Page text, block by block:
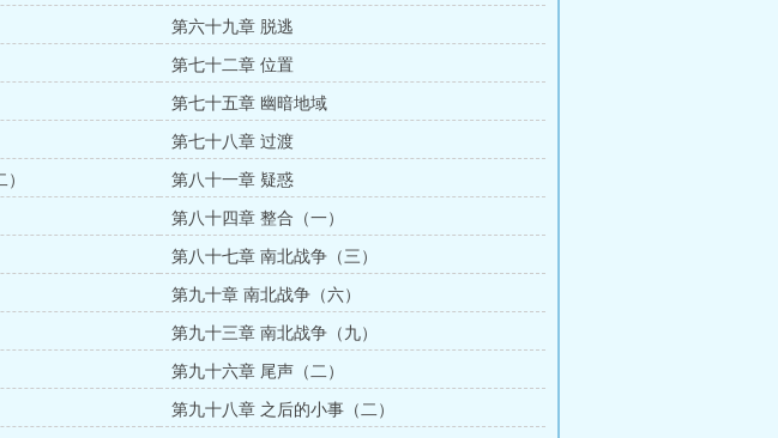
第六十九章 脱逃
第七十二章 位置
第七十五章 幽暗地域
第七十八章 过渡
第八十一章 疑惑
第八十四章 整合（一）
第八十七章 南北战争（三）
第九十章 南北战争（六）
第九十三章 南北战争（九）
第九十六章 尾声（二）
第九十八章 之后的小事（二）